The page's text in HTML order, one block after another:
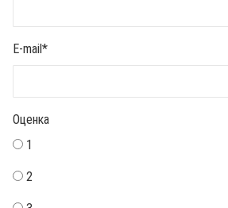
E-mail*
Оценка
1
2